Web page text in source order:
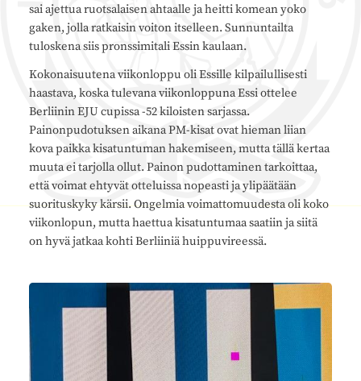
sai ajettua ruotsalaisen ahtaalle ja heitti komean yoko
gaken, jolla ratkaisin voiton itselleen. Sunnuntailta
tuloskena siis pronssimitali Essin kaulaan.
Kokonaisuutena viikonloppu oli Essille kilpailullisesti
haastava, koska tulevana viikonloppuna Essi ottelee
Berliinin EJU cupissa -52 kiloisten sarjassa.
Painonpudotuksen aikana PM-kisat ovat hieman liian
kova paikka kisatuntuman hakemiseen, mutta tällä kertaa
muuta ei tarjolla ollut. Painon pudottaminen tarkoittaa,
että voimat ehtyvät otteluissa nopeasti ja ylipäätään
suorituskyky kärsii. Ongelmia voimattomuudesta oli koko
viikonlopun, mutta haettua kisatuntumaa saatiin ja siitä
on hyvä jatkaa kohti Berliiniä huippuvireessä.